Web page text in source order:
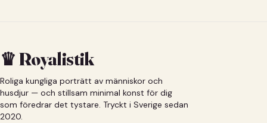
♛ Royalistik
Roliga kungliga porträtt av människor och
husdjur — och stillsam minimal konst för dig
som föredrar det tystare. Tryckt i Sverige sedan
2020.